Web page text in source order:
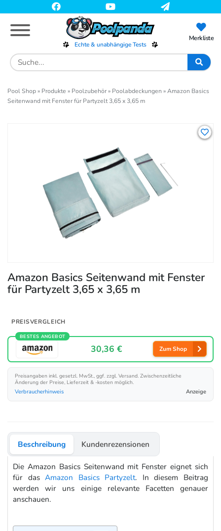
to
main
content
Echte & unabhängige Tests
Search
for:
Merkliste
Pool Shop» Produkte » Poolzubehör» Poolabdeckungen »Amazon Basics
Seitenwand mit Fenster für Partyzelt 3,65 x 3,65 m
Amazon Basics Seitenwand mit Fenster
für Partyzelt 3,65 x 3,65 m
PREISVERGLEICH
BESTES ANGEBOT
30,36 € Zum Shop
Preisangaben inkl. gesetzl. MwSt., ggf. zzgl. Versand. Zwischenzeitliche
Änderung der Preise, Lieferzeit & -kosten möglich.
Verbraucherhinweis
Anzeige
Beschreibung Kundenrezensionen
Die Amazon Basics Seitenwand mit Fenster eignet sich
für dasAmazon Basics Partyzelt. In diesem Beitrag
werden wir uns einige relevante Facetten genauer
anschauen.